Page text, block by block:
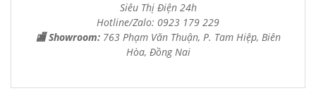
Siêu Thị Điện 24h
Hotline/Zalo: 0923 179 229
🏬 Showroom: 763 Phạm Văn Thuận, P. Tam Hiệp, Biên
Hòa, Đồng Nai